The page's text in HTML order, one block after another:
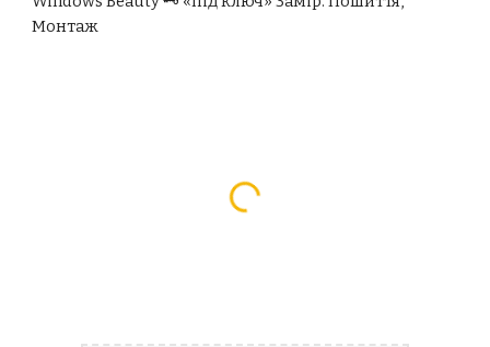
Монтаж